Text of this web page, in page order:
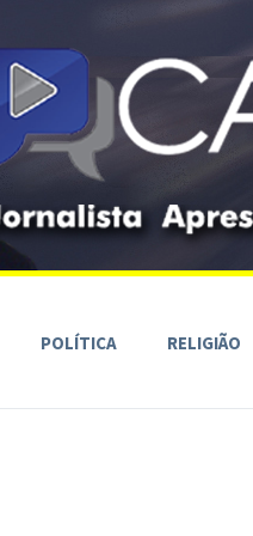
POLÍTICA RELIGIÃO